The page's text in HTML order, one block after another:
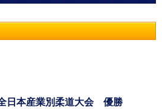
日本産業別柔道大会 優勝